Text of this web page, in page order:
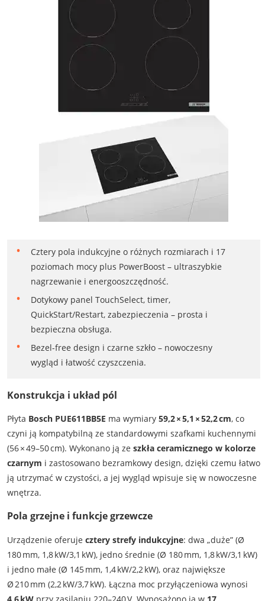
Cztery pola indukcyjne o różnych rozmiarach i 17
poziomach mocy plus PowerBoost – ultraszybkie
nagrzewanie i energooszczędność.
Dotykowy panel TouchSelect, timer,
QuickStart/Restart, zabezpieczenia – prosta i
bezpieczna obsługa.
Bezel-free design i czarne szkło – nowoczesny
wygląd i łatwość czyszczenia.
Konstrukcja i układ pól
Płyta Bosch PUE611BB5E ma wymiary 59,2 × 5,1 × 52,2 cm, co
czyni ją kompatybilną ze standardowymi szafkami kuchennymi
(56 × 49–50 cm). Wykonano ją ze szkła ceramicznego w kolorze
czarnym i zastosowano bezramkowy design, dzięki czemu łatwo
ją utrzymać w czystości, a jej wygląd wpisuje się w nowoczesne
wnętrza.
Pola grzejne i funkcje grzewcze
Urządzenie oferuje cztery strefy indukcyjne: dwa „duże” (Ø
180 mm, 1,8 kW/3,1 kW), jedno średnie (Ø 180 mm, 1,8 kW/3,1 kW)
i jedno małe (Ø 145 mm, 1,4 kW/2,2 kW), oraz największe
Ø 210 mm (2,2 kW/3,7 kW). Łączna moc przyłączeniowa wynosi
4,6 kWprzy zasilaniu 220–240 V. Wyposażono ją w 17